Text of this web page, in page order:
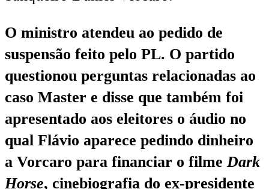
O ministro atendeu ao pedido de
suspensão feito pelo PL. O partido
questionou perguntas relacionadas ao
caso Master e disse que também foi
apresentado aos eleitores o áudio no
qual Flávio aparece pedindo dinheiro
a Vorcaro para financiar o filmeDark
Horse, cinebiografia do ex-presidente